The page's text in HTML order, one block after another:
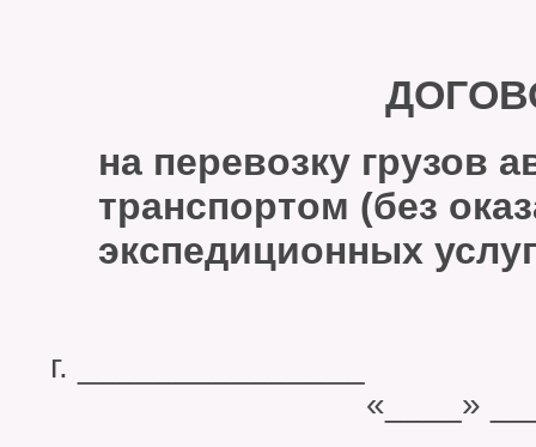
на перевозку грузов
транспортом (без
экспедиционных
г.
«____»